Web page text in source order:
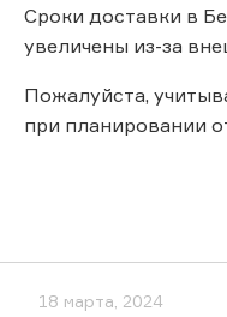
Сроки доставки в
увеличены из-за
Пожалуйста,
при планировании
18 марта, 2024